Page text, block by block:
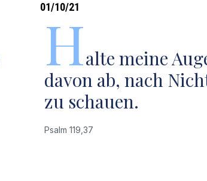
01/10/21
Halte meine
davon ab, nach
zu schauen.
Psalm 119,37